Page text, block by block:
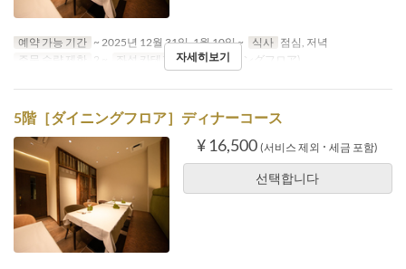
예약 가능 기간 ~ 2025년 12월 31일, 1월 10일 ~ 식사 점심, 저녁
주문 수량 제한
2 ~ 좌석 카테고리 5階(ダイニングフロア)
자세히보기
5階［ダイニングフロア］ディナーコース
¥ 16,500 (서비스 제외 ･ 세금 포함)
선택합니다